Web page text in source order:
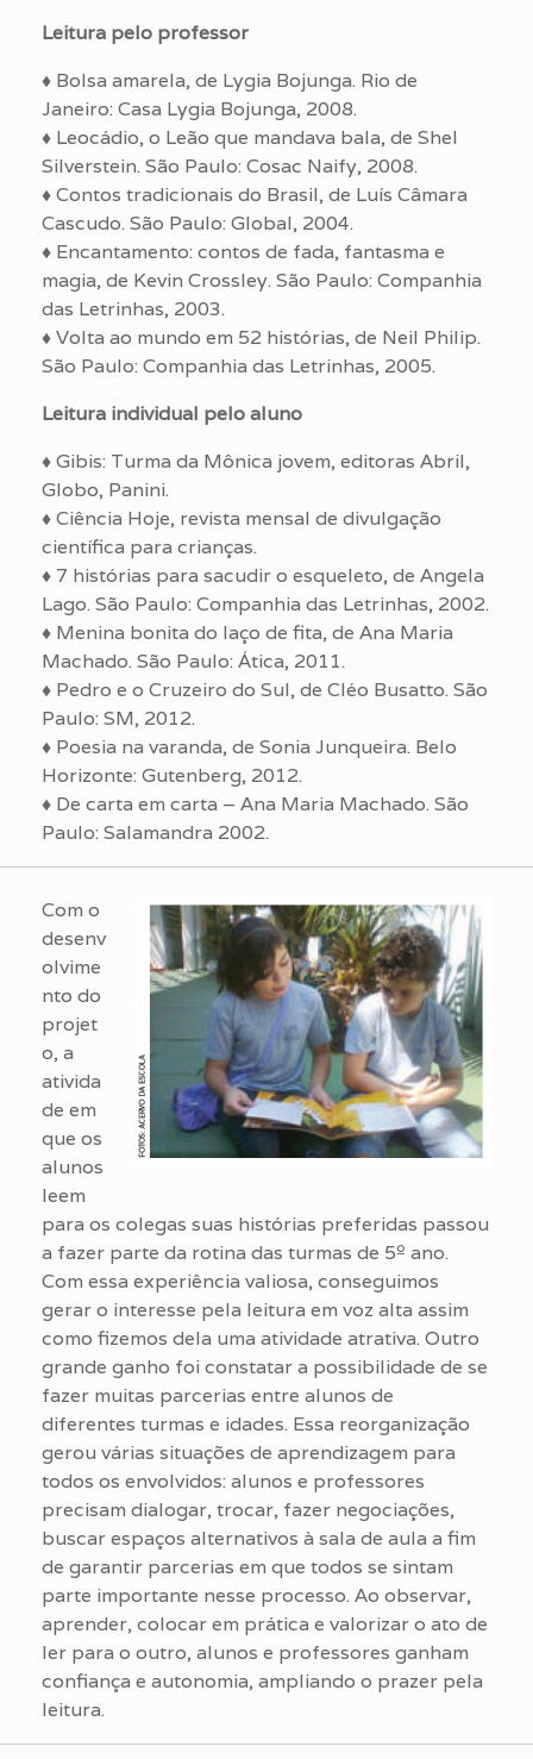
Leitura pelo professor
♦ Bolsa amarela, de Lygia Bojunga. Rio de
Janeiro: Casa Lygia Bojunga, 2008.
♦ Leocádio, o Leão que mandava bala, de Shel
Silverstein. São Paulo: Cosac Naify, 2008.
♦ Contos tradicionais do Brasil, de Luís Câmara
Cascudo. São Paulo: Global, 2004.
♦ Encantamento: contos de fada, fantasma e
magia, de Kevin Crossley. São Paulo: Companhia
das Letrinhas, 2003.
♦ Volta ao mundo em 52 histórias, de Neil Philip.
São Paulo: Companhia das Letrinhas, 2005.
Leitura individual pelo aluno
♦ Gibis: Turma da Mônica jovem, editoras Abril,
Globo, Panini.
♦ Ciência Hoje, revista mensal de divulgação
científica para crianças.
♦ 7 histórias para sacudir o esqueleto, de Angela
Lago. São Paulo: Companhia das Letrinhas, 2002.
♦ Menina bonita do laço de fita, de Ana Maria
Machado. São Paulo: Ática, 2011.
♦ Pedro e o Cruzeiro do Sul, de Cléo Busatto. São
Paulo: SM, 2012.
♦ Poesia na varanda, de Sonia Junqueira. Belo
Horizonte: Gutenberg, 2012.
♦ De carta em carta – Ana Maria Machado. São
Paulo: Salamandra 2002.
Com o
desenv
olvime
nto do
projet
o, a
ativida
de em
que os
alunos
leem
para os colegas suas histórias preferidas passou
a fazer parte da rotina das turmas de 5º ano.
Com essa experiência valiosa, conseguimos
gerar o interesse pela leitura em voz alta assim
como fizemos dela uma atividade atrativa. Outro
grande ganho foi constatar a possibilidade de se
fazer muitas parcerias entre alunos de
diferentes turmas e idades. Essa reorganização
gerou várias situações de aprendizagem para
todos os envolvidos: alunos e professores
precisam dialogar, trocar, fazer negociações,
buscar espaços alternativos à sala de aula a fim
de garantir parcerias em que todos se sintam
parte importante nesse processo. Ao observar,
aprender, colocar em prática e valorizar o ato de
ler para o outro, alunos e professores ganham
confiança e autonomia, ampliando o prazer pela
leitura.